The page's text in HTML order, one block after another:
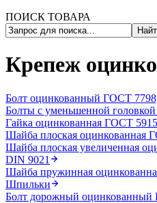
ПОИСК ТОВАРА
Крепеж
Болт оцинкованный ГОСТ
Болты с уменьшенной
Гайка оцинкованная ГОСТ
Шайба плоская оцинкованная
Шайба плоская увеличенная
DIN 9021
Шайба пружинная
Шпильки
Болт дорожный оцинкованный